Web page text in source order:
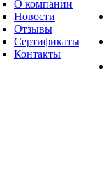
О компании
Новости
Отзывы
Сертификаты
Контакты